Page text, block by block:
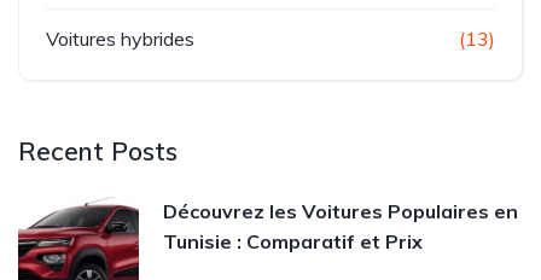
Voitures hybrides (13)
Recent Posts
Découvrez les Voitures Populaires en
Tunisie : Comparatif et Prix